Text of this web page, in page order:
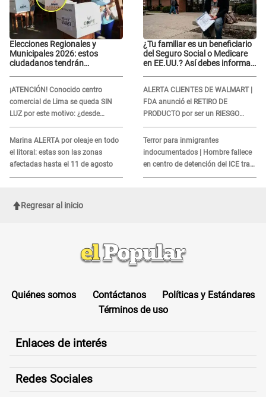
Elecciones Regionales y
Municipales 2026: estos
ciudadanos tendrán
¡ATENCIÓN! Conocido centro
comercial de Lima se queda SIN
LUZ por este motivo: ¿desde
cuándo atenderá?
Marina ALERTA por oleaje en todo
el litoral: estas son las zonas
afectadas hasta el 11 de agosto
¿Tu familiar es un beneficiario
del Seguro Social o Medicare
en EE.UU.? Así debes informar
ALERTA CLIENTES DE WALMART |
FDA anunció el RETIRO DE
PRODUCTO por ser un RIESGO
MORTAL para consumidores: ¿Cuál
es?
Terror para inmigrantes
indocumentados | Hombre fallece
en centro de detención del ICE tras
sufrir una "emergencia médica"
Regresar al inicio
Quiénes somos Contáctanos
Políticas y Estándares
Términos de uso
Enlaces de interés
Redes Sociales